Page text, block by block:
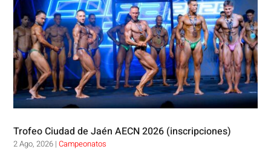
Trofeo Ciudad de Jaén AECN 2026 (inscripciones)
2 Ago, 2026 |Campeonatos